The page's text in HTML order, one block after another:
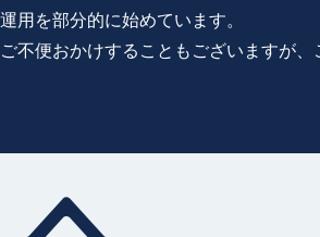
運用を部分的に始めています。
ご不便おかけすることもございますが、